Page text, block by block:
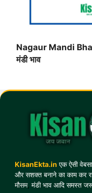
Nagaur Mandi
मंडी भाव
KisanEkta.in एक ऐसी
और सशक्त बनाने का काम कर
मौसम, मंडी भाव आदि समस्त